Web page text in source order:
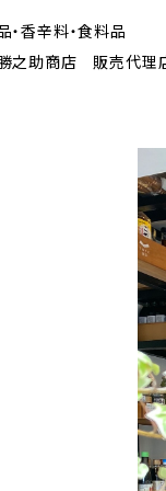
・香辛料・食料品
之助商店 販売代理